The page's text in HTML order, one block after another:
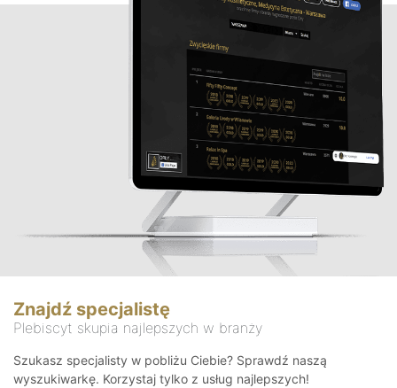
Znajdź specjalistę
Plebiscyt skupia najlepszych w branży
Szukasz specjalisty w pobliżu Ciebie? Sprawdź naszą
wyszukiwarkę. Korzystaj tylko z usług najlepszych!